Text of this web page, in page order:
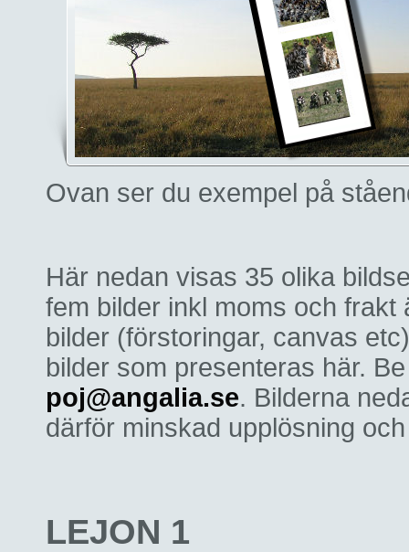
Ovan ser du exempel på
Här nedan visas 35 olika
fem bilder inkl moms och
bilder (förstoringar, canvas
bilder som presenteras här.
poj@angalia.se. Bilderna
därför minskad upplösning
LEJON 1